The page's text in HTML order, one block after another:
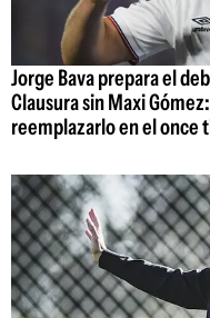
Jorge Bava prepara el
Clausura sin Maxi
reemplazarlo en el once